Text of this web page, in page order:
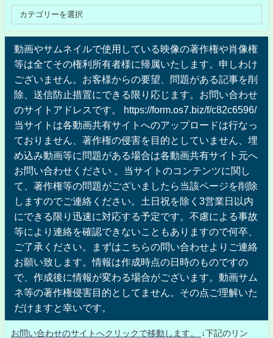
動画やサムネイルで使用している映像の著作権や肖像権
等は全てその権利所有者様に帰属いたします。申しわけ
ございません。お客様からの要望、問題がある記事を削
除、送信防止措置にできる限り応じます。お問い合わせ
のサイトアドレスです。 https://form.os7.biz/f/c82c6596/
当サイトは各動画共有サイトへのアップロードは行なっ
ておりません、著作権の侵害を目的としていません、埋
め込み動画等に問題がある場合は各動画共有サイト元へ
お問い合わせください 。当サイトのコンテンツに関し
て、著作権等の問題がございましたら当該ページを削除
しますのでご連絡ください。土日祝を除く3営業日以内
にできる限り迅速に対応する予定です。不慮による事故
等により連絡を確認できないこともありますので何卒、
ご了承ください。まずはこちらの問い合わせよりご連絡
お願い致します。情報は作成時点の日時のものですの
で、作成後に情報が変わる場合がございます。動画サム
ネ等の著作権侵害目的としてません。その点ご理解いた
だけますと幸いです。
お問い合わせのサイトへクリックで移動します。
↓下記のリン